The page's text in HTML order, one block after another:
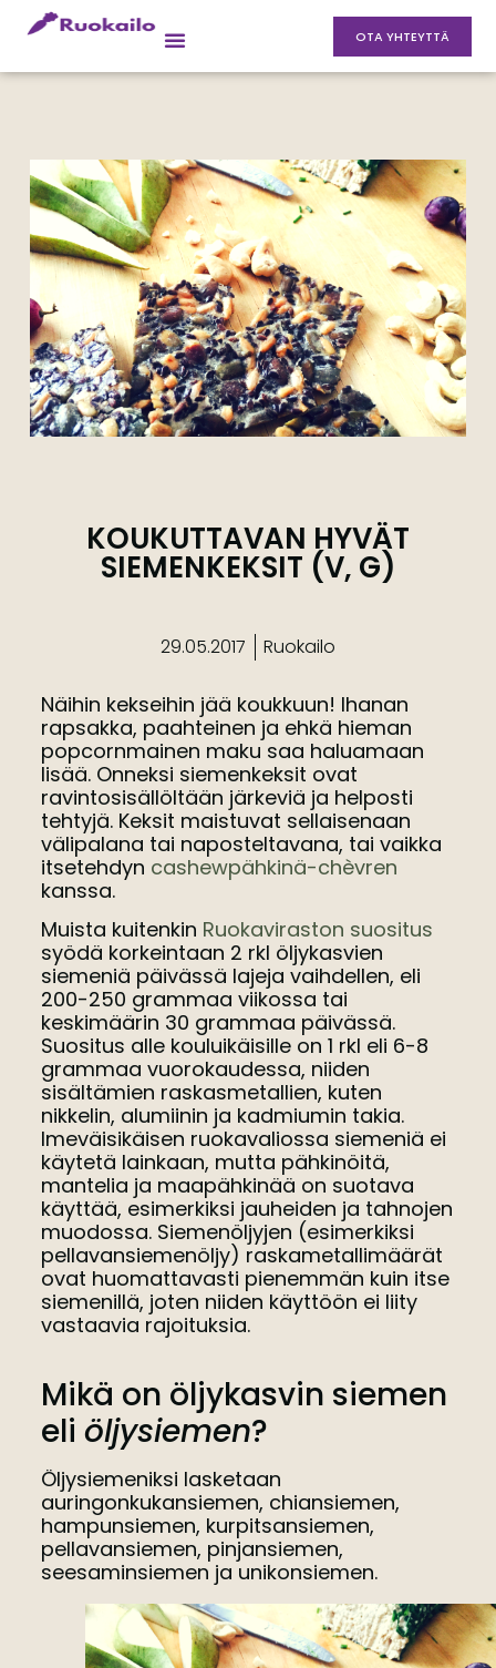
OTA YHTEYTTÄ
KOUKUTTAVAN HYVÄT
SIEMENKEKSIT (V, G)
29.05.2017 Ruokailo
Näihin kekseihin jää koukkuun! Ihanan
rapsakka, paahteinen ja ehkä hieman
popcornmainen maku saa haluamaan
lisää. Onneksi siemenkeksit ovat
ravintosisällöltään järkeviä ja helposti
tehtyjä. Keksit maistuvat sellaisenaan
välipalana tai naposteltavana, tai vaikka
itsetehdyn cashewpähkinä-chèvren
kanssa.
Muista kuitenkin Ruokaviraston suositus
syödä korkeintaan 2 rkl öljykasvien
siemeniä päivässä lajeja vaihdellen, eli
200-250 grammaa viikossa tai
keskimäärin 30 grammaa päivässä.
Suositus alle kouluikäisille on 1 rkl eli 6-8
grammaa vuorokaudessa, niiden
sisältämien raskasmetallien, kuten
nikkelin, alumiinin ja kadmiumin takia.
Imeväisikäisen ruokavaliossa siemeniä ei
käytetä lainkaan, mutta pähkinöitä,
mantelia ja maapähkinää on suotava
käyttää, esimerkiksi jauheiden ja tahnojen
muodossa. Siemenöljyjen (esimerkiksi
pellavansiemenöljy) raskametallimäärät
ovat huomattavasti pienemmän kuin itse
siemenillä, joten niiden käyttöön ei liity
vastaavia rajoituksia.
Mikä on öljykasvin siemen
eli öljysiemen?
Öljysiemeniksi lasketaan
auringonkukansiemen, chiansiemen,
hampunsiemen, kurpitsansiemen,
pellavansiemen, pinjansiemen,
seesaminsiemen ja unikonsiemen.